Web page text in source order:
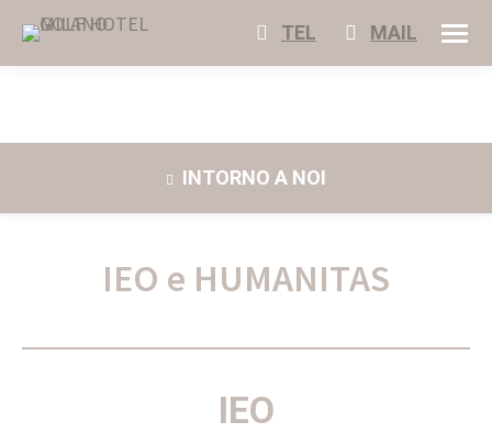
TEL MAIL
INTORNO A NOI
IEO e HUMANITAS
IEO